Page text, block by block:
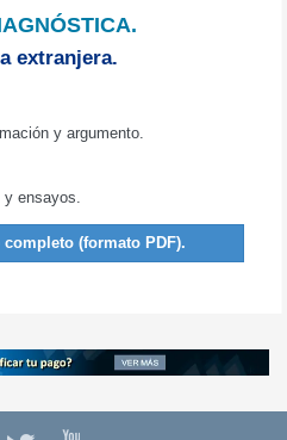
extranjera.
y argumento.
ensayos.
(formato PDF).